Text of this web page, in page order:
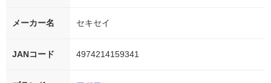
メーカー名 セキセイ
JANコード 4974214159341